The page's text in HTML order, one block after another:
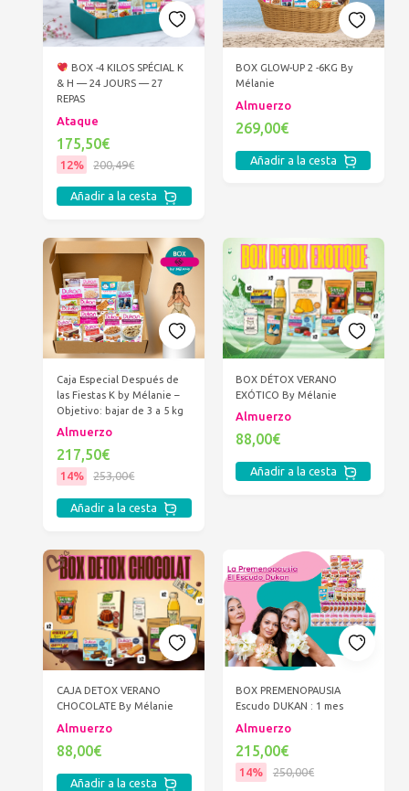
BOX -4 KILOS SPÉCIAL K
& H — 24 JOURS — 27
REPAS
Ataque
175,50€
12% 200,49€
Añadir a la cesta
BOX GLOW-UP 2 -6KG By
Mélanie
Almuerzo
269,00€
Añadir a la cesta
Caja Especial Después de
las Fiestas K by Mélanie –
Objetivo: bajar de 3 a 5 kg
Almuerzo
217,50€
14% 253,00€
Añadir a la cesta
BOX DÉTOX VERANO
EXÓTICO By Mélanie
Almuerzo
88,00€
Añadir a la cesta
CAJA DETOX VERANO
CHOCOLATE By Mélanie
Almuerzo
88,00€
Añadir a la cesta
BOX PREMENOPAUSIA
Escudo DUKAN : 1 mes
Almuerzo
215,00€
14% 250,00€